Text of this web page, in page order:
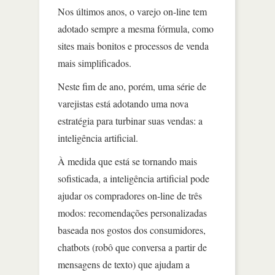
Nos últimos anos, o varejo on-line tem
adotado sempre a mesma fórmula, como
sites mais bonitos e processos de venda
mais simplificados.
Neste fim de ano, porém, uma série de
varejistas está adotando uma nova
estratégia para turbinar suas vendas: a
inteligência artificial.
À medida que está se tornando mais
sofisticada, a inteligência artificial pode
ajudar os compradores on-line de três
modos: recomendações personalizadas
baseada nos gostos dos consumidores,
chatbots (robô que conversa a partir de
mensagens de texto) que ajudam a